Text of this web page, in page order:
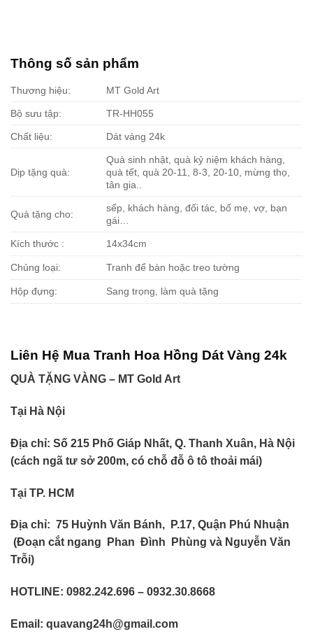
Thông số sản phẩm
Thương hiệu: MT Gold Art
Bộ sưu tập: TR-HH055
Chất liệu: Dát vàng 24k
Dịp tặng quà:
Quà sinh nhật, quà kỷ niệm khách hàng,
quà tết, quà 20-11, 8-3, 20-10, mừng thọ,
tân gia..
Quà tặng cho:
sếp, khách hàng, đối tác, bố mẹ, vợ, bạn
gái…
Kích thước : 14x34cm
Chủng loại: Tranh để bàn hoặc treo tường
Hộp đựng: Sang trọng, làm quà tặng
Liên Hệ Mua Tranh Hoa Hồng Dát Vàng 24k
QUÀ TẶNG VÀNG – MT Gold Art
Tại Hà Nội
Địa chỉ: Số 215 Phố Giáp Nhất, Q. Thanh Xuân, Hà Nội
(cách ngã tư sở 200m, có chỗ đỗ ô tô thoải mái)
Tại TP. HCM
Địa chỉ: 75 Huỳnh Văn Bánh, P.17, Quận Phú Nhuận
(Đoạn cắt ngang Phan Đình Phùng và Nguyễn Văn
Trỗi)
HOTLINE: 0982.242.696 – 0932.30.8668
Email: quavang24h@gmail.com